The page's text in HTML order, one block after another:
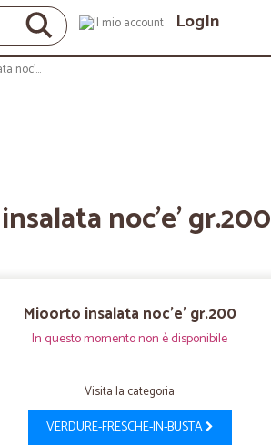
LogIn
Mioorto insalata noc'e' gr.200
noc'e' gr.200
Mioorto insalata noc'e' gr.200
In questo momento non è disponibile
Visita la categoria
VERDURE-FRESCHE-IN-BUSTA